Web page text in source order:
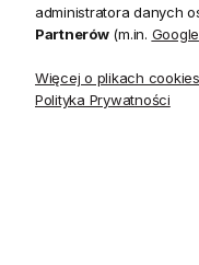
administratora danych
Partnerów(m.in. Google
Więcej o plikach
Polityka Prywatności